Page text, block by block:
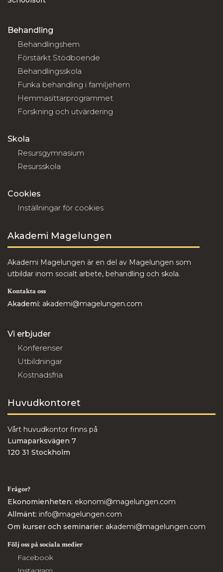
Behandling
Behandlingshem
Förstärkt Stödboende
Behandlingsskola
Funka behandling i familjehem
Hemmasittarprogrammet
Forskning och utvärdering
Skola
Resursgymnasium
Resursskola
Cookies
Inställningar för cookies
Akademi Magelungen
Akademi Magelungen är en del av Magelungen som
utbildar inom socialt arbete, behandling och skola.
Kontakta oss
Akademi: akademi@magelungen.com
Vi erbjuder
Konferenser
Utbildningar
Kostnadsfria
Huvudkontoret
Vårt huvudkontor finns på
Lumaparksvägen 7
120 31 Stockholm
Frågor?
Ekonomienheten: ekonomi@magelungen.com
Allmänt: info@magelungen.com
Om kurser och seminarier: akademi@magelungen.com
Följ oss på sociala medier
Facebook